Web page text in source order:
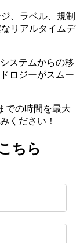
、ラベル、規制
リアルタイムデ
ステムからの移
ロジーがスムー
での時間を最大
ください！
ちら